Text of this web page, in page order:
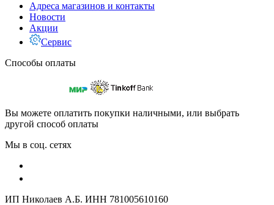
Адреса магазинов и контакты
Новости
Акции
Сервис
Способы оплаты
Вы можете оплатить покупки наличными, или выбрать
другой способ оплаты
Мы в соц. сетях
ИП Николаев А.Б. ИНН 781005610160